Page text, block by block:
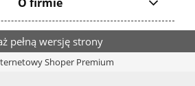
pełną wersję strony
Shoper Premium